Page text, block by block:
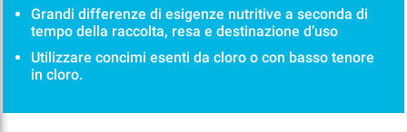
Grandi differenze di esigenze nutritive a seconda di
tempo della raccolta, resa e destinazione d’uso
Utilizzare concimi esenti da cloro o con basso tenore
in cloro.